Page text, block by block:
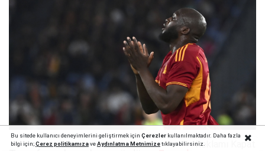
Bu sitede kullanıcı deneyimlerini geliştirmek için Çerezlerkullanılmaktadır. Daha fazla
bilgi için;Çerez politikamızaveAydınlatma Metnimizetıklayabilirsiniz.Reklamı Kapat